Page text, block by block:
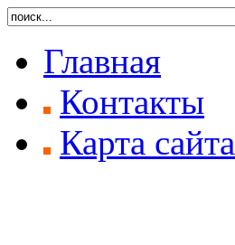
Главная
Контакты
Карта сайта